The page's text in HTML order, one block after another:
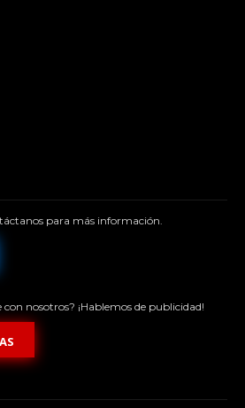
para más información.
nosotros? ¡Hablemos de publicidad!